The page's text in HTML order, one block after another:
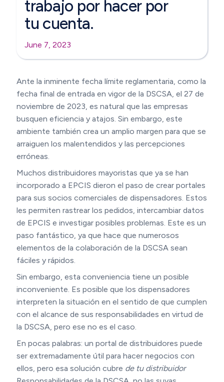
trabajo por hacer por
tu cuenta.
June 7, 2023
Ante la inminente fecha límite reglamentaria, como la
fecha final de entrada en vigor de la DSCSA, el 27 de
noviembre de 2023, es natural que las empresas
busquen eficiencia y atajos. Sin embargo, este
ambiente también crea un amplio margen para que se
arraiguen los malentendidos y las percepciones
erróneas.
Muchos distribuidores mayoristas que ya se han
incorporado a EPCIS dieron el paso de crear portales
para sus socios comerciales de dispensadores. Estos
les permiten rastrear los pedidos, intercambiar datos
de EPCIS e investigar posibles problemas. Este es un
paso fantástico, ya que hace que numerosos
elementos de la colaboración de la DSCSA sean
fáciles y rápidos.
Sin embargo, esta conveniencia tiene un posible
inconveniente. Es posible que los dispensadores
interpreten la situación en el sentido de que cumplen
con el alcance de sus responsabilidades en virtud de
la DSCSA, pero ese no es el caso.
En pocas palabras: un portal de distribuidores puede
ser extremadamente útil para hacer negocios con
ellos, pero esa solución cubre de tu distribuidor